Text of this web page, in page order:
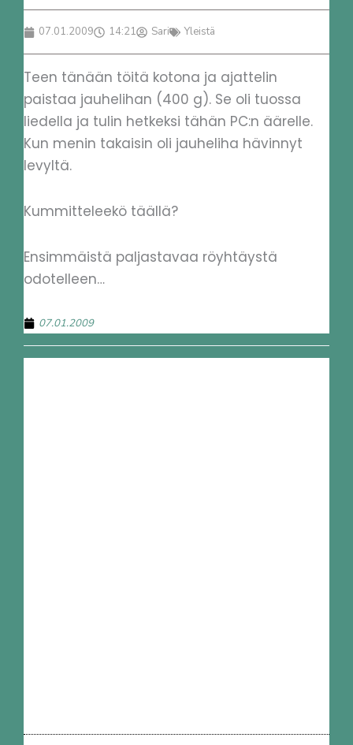
07.01.2009 14:21 Sari Yleistä
Teen tänään töitä kotona ja ajattelin
paistaa jauhelihan (400 g). Se oli tuossa
liedella ja tulin hetkeksi tähän PC:n äärelle.
Kun menin takaisin oli jauheliha hävinnyt
levyltä.
Kummitteleekö täällä?
Ensimmäistä paljastavaa röyhtäystä
odotelleen…
07.01.2009